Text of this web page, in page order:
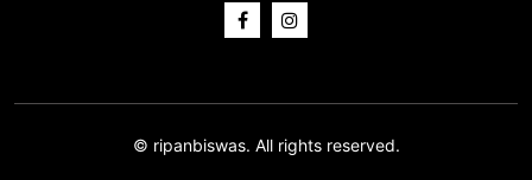
© ripanbiswas. All rights reserved.